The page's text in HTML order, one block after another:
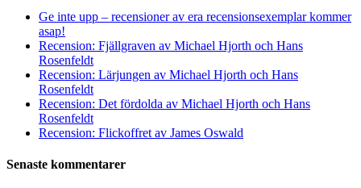
Ge inte upp – recensioner av era recensionsexemplar kommer
asap!
Recension: Fjällgraven av Michael Hjorth och Hans
Rosenfeldt
Recension: Lärjungen av Michael Hjorth och Hans
Rosenfeldt
Recension: Det fördolda av Michael Hjorth och Hans
Rosenfeldt
Recension: Flickoffret av James Oswald
Senaste kommentarer